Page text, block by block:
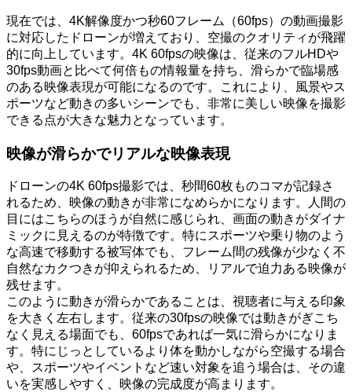
現在では、4K解像度かつ秒60フレーム（60fps）の動画撮影
に対応したドローンが増えており、空撮のクオリティが飛躍
的に向上しています。4K 60fpsの映像は、従来のフルHDや
30fps動画と比べて何倍もの情報量を持ち、滑らかで臨場感
のある映像表現が可能になるのです。これにより、風景やス
ポーツなど動きの多いシーンでも、非常に美しい映像を撮影
できる点が大きな魅力となっています。
映像が滑らかでリアルな映像表現
ドローンの4K 60fps撮影では、秒間60枚ものコマが記録さ
れるため、映像の動きが非常になめらかになります。人間の
目にはこちらのほうが自然に感じられ、画面の動きがダイナ
ミックに見えるのが特徴です。特にスポーツや乗り物のよう
な高速で移動する被写体でも、フレーム間の残像が少なく不
自然なカクつきが抑えられるため、リアルで迫力ある映像が
残せます。
このように動きが滑らかであることは、視聴者に与える印象
を大きく左右します。従来の30fpsの映像では動きがぎこち
なく見える場面でも、60fpsであれば一気に滑らかになりま
す。特にじっとしているより体を動かしながら空撮する場合
や、スポーツやイベントなど速い対象を追う場合は、その違
いを実感しやすく、映像の完成度が高まります。